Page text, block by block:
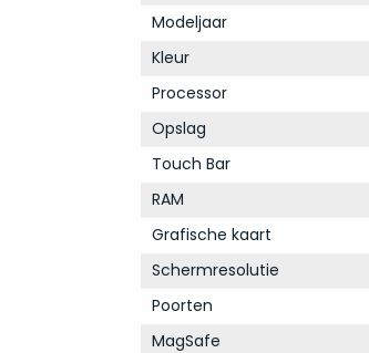
Modeljaar
Kleur
Processor
Opslag
Touch Bar
RAM
Grafische kaart
Schermresolutie
Poorten
MagSafe